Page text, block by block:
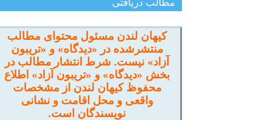
مطالب دریافتی
کیهان لندن مسئول محتوای مطالب
منتشرشده در «دیدگاه» و «تریبون
آزاد» نیست. شرط انتشار مطالب در
بخش «دیدگاه» و «تریبون آزاد» اطلاع
محفوظ کیهان لندن از مشخصات
واقعی و محل اقامت و نشانی
نویسندگان است.